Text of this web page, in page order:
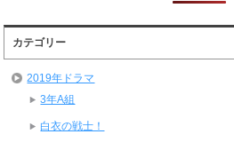
カテゴリー
2019年ドラマ
3年A組
白衣の戦士！